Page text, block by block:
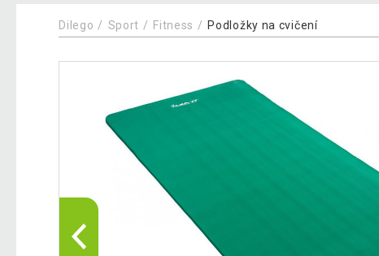
Dilego Sport Fitness Podložky na cvičení